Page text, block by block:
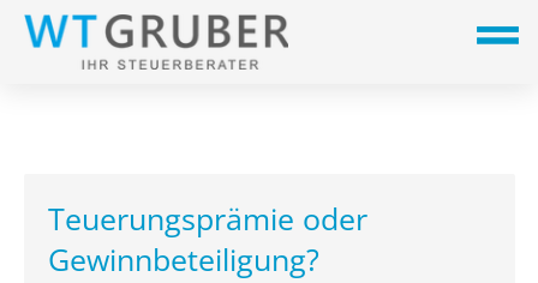
Teuerungsprämie oder
Gewinnbeteiligung?